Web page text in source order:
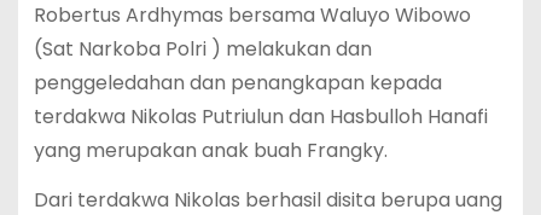
Robertus Ardhymas bersama Waluyo Wibowo
(Sat Narkoba Polri ) melakukan dan
penggeledahan dan penangkapan kepada
terdakwa Nikolas Putriulun dan Hasbulloh Hanafi
yang merupakan anak buah Frangky.
Dari terdakwa Nikolas berhasil disita berupa uang